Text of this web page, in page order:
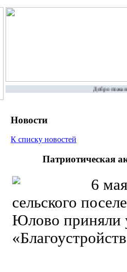
Добро
Новости
К списку новостей
Патриотическая
6
сельского
Юлово приняли